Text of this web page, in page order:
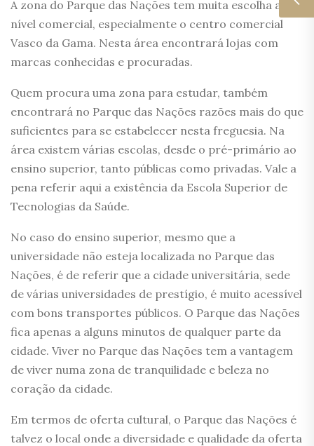
A zona do Parque das Nações tem muita escolha a
nível comercial, especialmente o centro comercial
Vasco da Gama. Nesta área encontrará lojas com
marcas conhecidas e procuradas.
Quem procura uma zona para estudar, também
encontrará no Parque das Nações razões mais do que
suficientes para se estabelecer nesta freguesia. Na
área existem várias escolas, desde o pré-primário ao
ensino superior, tanto públicas como privadas. Vale a
pena referir aqui a existência da Escola Superior de
Tecnologias da Saúde.
No caso do ensino superior, mesmo que a
universidade não esteja localizada no Parque das
Nações, é de referir que a cidade universitária, sede
de várias universidades de prestígio, é muito acessível
com bons transportes públicos. O Parque das Nações
fica apenas a alguns minutos de qualquer parte da
cidade. Viver no Parque das Nações tem a vantagem
de viver numa zona de tranquilidade e beleza no
coração da cidade.
Em termos de oferta cultural, o Parque das Nações é
talvez o local onde a diversidade e qualidade da oferta